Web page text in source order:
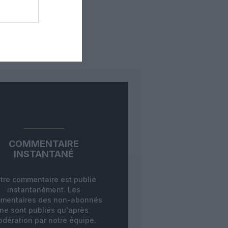
COMMENTAIRE
INSTANTANÉ
commentaire est publié
instantanément. Les
des non-abonnés
ne sont publiés qu'après
par notre équipe.